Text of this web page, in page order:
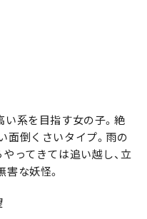
系を目指す女の子。絶
面倒くさいタイプ。雨の
ってきては追い越し、立
な妖怪。